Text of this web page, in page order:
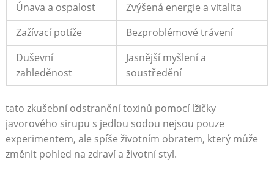
Únava⁤ a ⁤ospalost
Zvýšená energie‌ a vitalita
Zažívací potíže
Bezproblémové trávení
Duševní
zahleděnost
Jasnější​ myšlení⁤ a
soustředění
tato zkušební odstranění toxinů​ pomocí⁣ lžičky
javorového sirupu s jedlou ‍sodou nejsou pouze
experimentem, ale​ spíše životním obratem, který může
změnit pohled ⁢na zdraví a životní styl.